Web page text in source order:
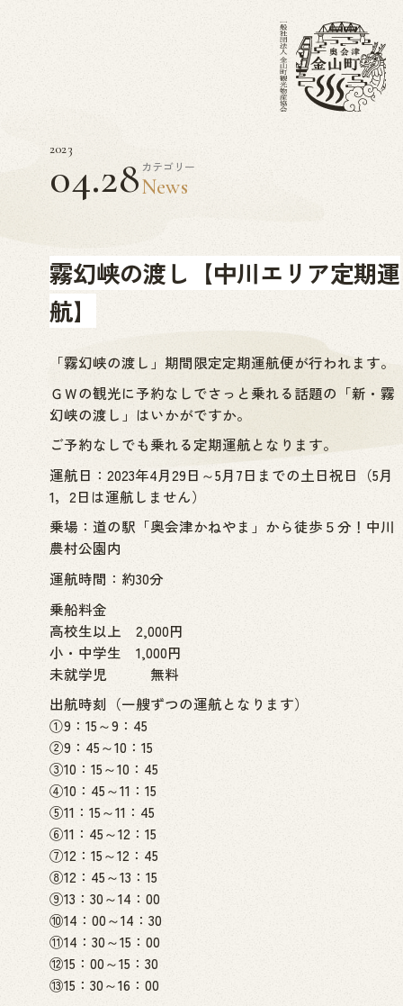
2023
04.28 カテゴリー
News
霧幻峡の渡し【中川エリア定期運
航】
「霧幻峡の渡し」期間限定定期運航便が行われます。
ＧＷの観光に予約なしでさっと乗れる話題の「新・霧
幻峡の渡し」はいかがですか。
ご予約なしでも乗れる定期運航となります。
運航日：2023年4月29日～5月7日までの土日祝日（5月
1，2日は運航しません）
乗場：道の駅「奥会津かねやま」から徒歩５分！中川
農村公園内
運航時間：約30分
乗船料金
高校生以上 2,000円
小・中学生 1,000円
未就学児 無料
出航時刻（一艘ずつの運航となります）
①9：15～9：45
②9：45～10：15
③10：15～10：45
④10：45～11：15
⑤11：15～11：45
⑥11：45～12：15
⑦12：15～12：45
⑧12：45～13：15
⑨13：30～14：00
⑩14：00～14：30
⑪14：30～15：00
⑫15：00～15：30
⑬15：30～16：00